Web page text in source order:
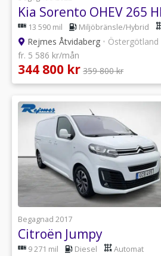
13 590 mil Miljöbränsle/Hybrid
Rejmes Åtvidaberg • Östergötland
fr. 5 586 kr/mån
344 800 kr 359 800 kr
Begagnad 2017
Citroën Jumpy
9 271 mil Diesel Automat